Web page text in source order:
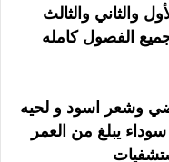
والثاني والثالث
الفصول كامله
وشعر اسود و لحيه
يبلغ من العمر